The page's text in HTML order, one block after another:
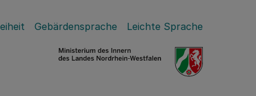
Gebärdensprache Leichte Sprache